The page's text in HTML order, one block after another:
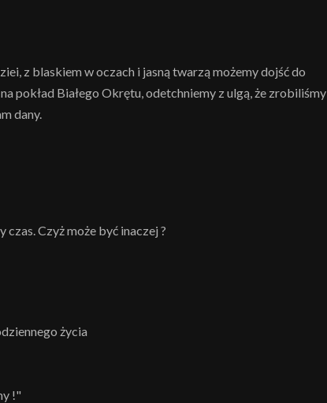
z blaskiem w oczach i jasną twarzą możemy dojść do
pokład Białego Okrętu, odetchniemy z ulgą, że zrobiliśmy
dany.
czas. Czyż może być inaczej ?
życia
!"